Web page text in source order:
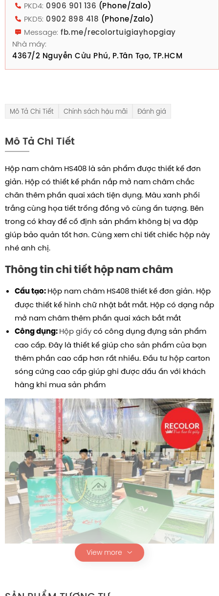
PKD4: 0906 901 136 (Phone/Zalo)
PKD5: 0902 898 418 (Phone/Zalo)
Message: fb.me/recolortuigiayhopgiay
Nhà máy:
4367/2 Nguyễn Cửu Phú, P.Tân Tạo, TP.HCM
Mô Tả Chi Tiết Chính sách hậu mãi Đánh giá
Mô Tả Chi Tiết
Hộp nam châm HS408 là sản phẩm được thiết kế đơn
giản. Hộp có thiết kế phần nắp mở nam châm chắc
chăn thêm phần quai xách tiện dụng. Màu xanh phối
trắng cùng họa tiết trống đồng vô cùng ấn tượng. Bên
trong có khay để cố định sản phẩm không bị va đập
giúp bảo quản tốt hơn.Cùng xem chi tiết chiếc hộp này
nhé anh chị.
Thông tin chi tiết hộp nam châm
Cấu tạo: Hộp nam châm HS408 thiết kế đơn giản. Hộp
được thiết kế hình chữ nhật bắt mắt. Hộp có dạng nắp
mở nam châm thêm phần quai xách bắt mắt
Công dụng: Hộp giấycó công dụng đựng sản phẩm
cao cấp. Đây là thiết kế giúp cho sản phẩm của bạn
thêm phần cao cấp hơn rất nhiều. Đầu tư hộp carton
sóng cứng cao cấp giúp ghi được dấu ấn với khách
hàng khi mua sản phẩm
View more